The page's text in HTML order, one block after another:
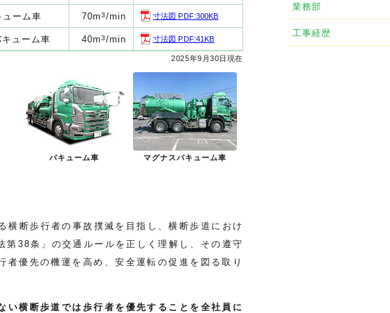
ューム車 70m3/min 寸法図 PDF:300KB
ューム車 40m3/min 寸法図 PDF:41KB
2025年9月30日現在
バキューム車 マグナスバキューム車
横断歩行者の事故撲滅を目指し、横断歩道におけ
第38条」の交通ルールを正しく理解し、その遵守
者優先の機運を高め、安全運転の促進を図る取り
い横断歩道では歩行者を優先することを全社員に
業務部
工事経歴